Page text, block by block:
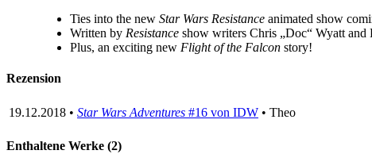
Ties into the new Star Wars Resistance animated show
Written by Resistance show writers Chris „Doc“ Wyatt
Plus, an exciting new Flight of the Falcon story!
Rezension
19.12.2018 • Star Wars Adventures #16 von IDW • Theo
Enthaltene Werke (2)